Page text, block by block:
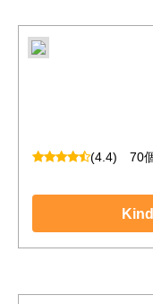
(4.4) 70